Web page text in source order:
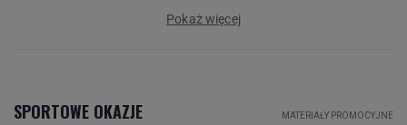
Pokaż więcej